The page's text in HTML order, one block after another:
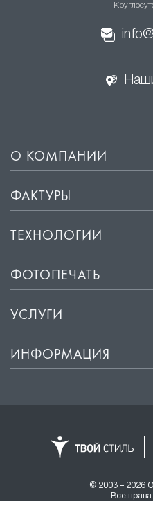
О КОМПАНИИ
ФАКТУРЫ
ТЕХНОЛОГИИ
ФОТОПЕЧАТЬ
УСЛУГИ
ИНФОРМАЦИЯ
© 2003 – 2026
Все